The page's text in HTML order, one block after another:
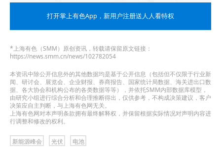
工业硅供应分析
2024年1-4月中国工业硅产量同比增幅22% 全年预
计产量超460万吨
►工业硅市场环境：
打开掌上有色App ，新用户注册送人人看特权
*上海有色（SMM）原创资讯，转载请保留原文链接：
https://news.smm.cn/news/102782054
本资讯中除公开信息外的其他数据均是基于公开信息（包括但不仅限于行业新
闻、研讨会、展览会、企业财报、券商报告、国家统计局数据、海关进出口数
据、各大协会和机构公布的各类数据等等），并依托SMM内部数据库模型，
由研究小组进行综合分析和合理推断得出，仅供参考，不构成决策建议，客户
决策应自主判断，与上海有色网无关。
上海有色网对本声明条款拥有最终解释权，并保留根据实际情况对声明内容进
行调整和修改的权利。
新能源峰会 光伏 电池